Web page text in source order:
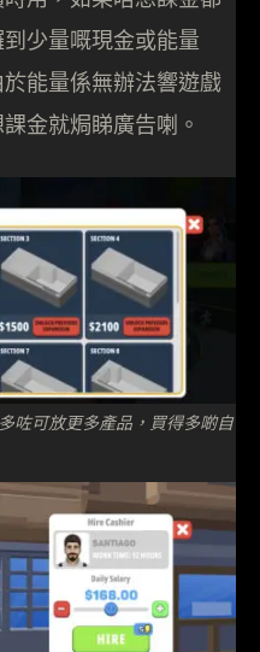
少量嘅現金或能量
能量係無辦法響遊戲
金就焗睇廣告喇。
咗可放更多產品，買得多啲自